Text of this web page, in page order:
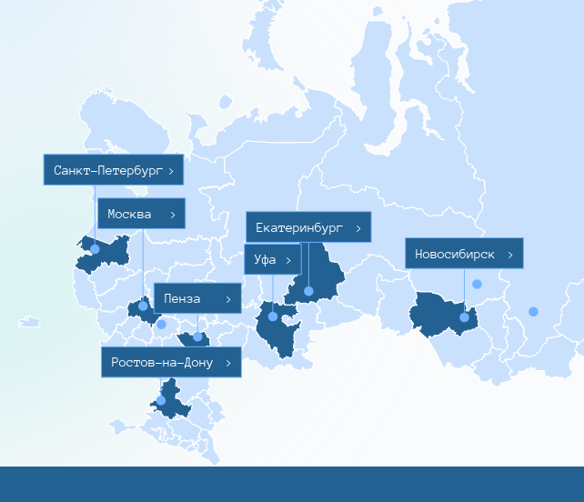
Санкт-Петербург >
Москва >
Ростов-на-Дону >
Пенза >
Уфа >
Екатеринбург
>
Новосибирск
>